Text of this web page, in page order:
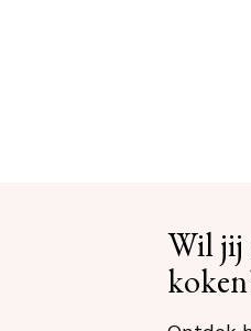
Wil jij